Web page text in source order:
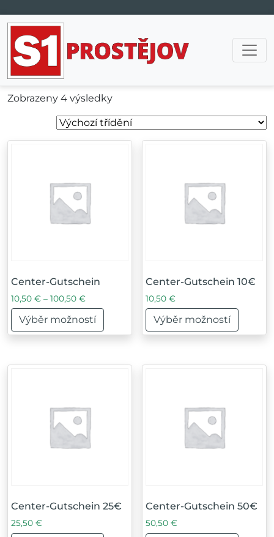
Hlavní navigace
Zobrazeny 4 výsledky
Center-Gutschein
10,50 € – 100,50 €Rozpětí cen: 10,50 € až 100,50 €
Výběr možností
Tento produkt má více variant. Možnosti lze vybrat
Center-Gutschein 10€
10,50€
Výběr možností
Tento produkt má více
Center-Gutschein 25€
25,50 €
Center-Gutschein 50€
50,50€